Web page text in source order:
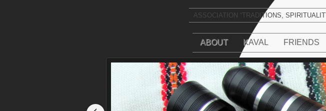
ASSOCIATION “TRADITIONS,
ABOUT KAVAL FRIENDS